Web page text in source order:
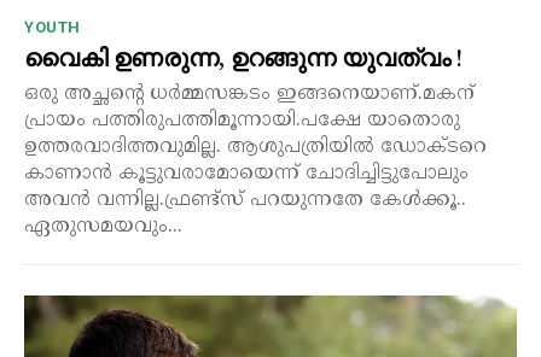
YOUTH
വൈകി ഉണരുന്ന, ഉറങ്ങുന്ന യുവത്വം !
ഒരു അച്ഛന്റെ ധർമ്മസങ്കടം ഇങ്ങനെയാണ്.മകന്
പ്രായം പത്തിരുപത്തിമൂന്നായി.പക്ഷേ യാതൊരു
ഉത്തരവാദിത്തവുമില്ല. ആശുപത്രിയിൽ ഡോക്ടറെ
കാണാൻ കൂട്ടുവരാമോയെന്ന് ചോദിച്ചിട്ടുപോലും
അവൻ വന്നില്ല.ഫ്രണ്ട്സ് പറയുന്നതേ കേൾക്കൂ..
ഏതുസമയവും...